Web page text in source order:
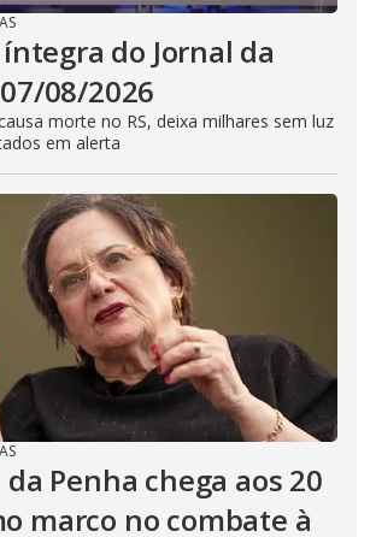
do Jornal da
08/2026
morte no RS, deixa milhares sem luz
em alerta
Penha chega aos 20
marco no combate à